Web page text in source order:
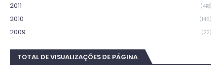
2011 (418)
2010 (146)
2009 (22)
TOTAL DE VISUALIZAÇÕES DE PÁGINA